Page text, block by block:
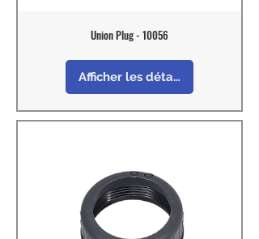
Union Plug - 10056
Afficher les détails